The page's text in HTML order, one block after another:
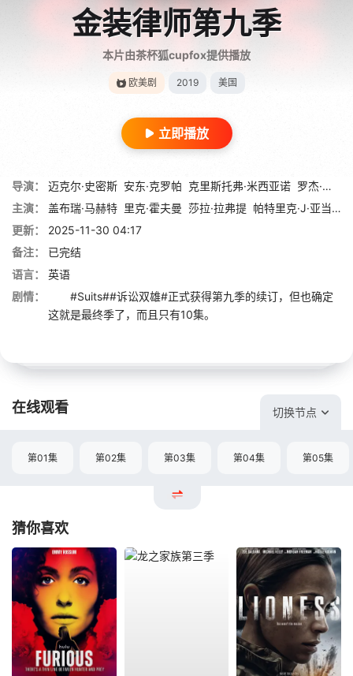
金装律师第九季
本片由茶杯狐cupfox提供播放
欧美剧 2019 美国
立即播放
导演： 迈克尔·史密斯 安东·克罗帕 克里斯托弗·米西亚诺 罗杰·昆宝
主演：
盖布瑞·马赫特 里克·霍夫曼 莎拉·拉弗提 帕特里克·J·亚当斯
更新：
2025-11-30 04:17
备注：
已完结
语言：
英语
剧情：
#Suits##诉讼双雄#正式获得第九季的续订，但也确定
这就是最终季了，而且只有10集。
在线观看 切换节点
第01集 第02集 第03集 第04集 第05集
猜你喜欢